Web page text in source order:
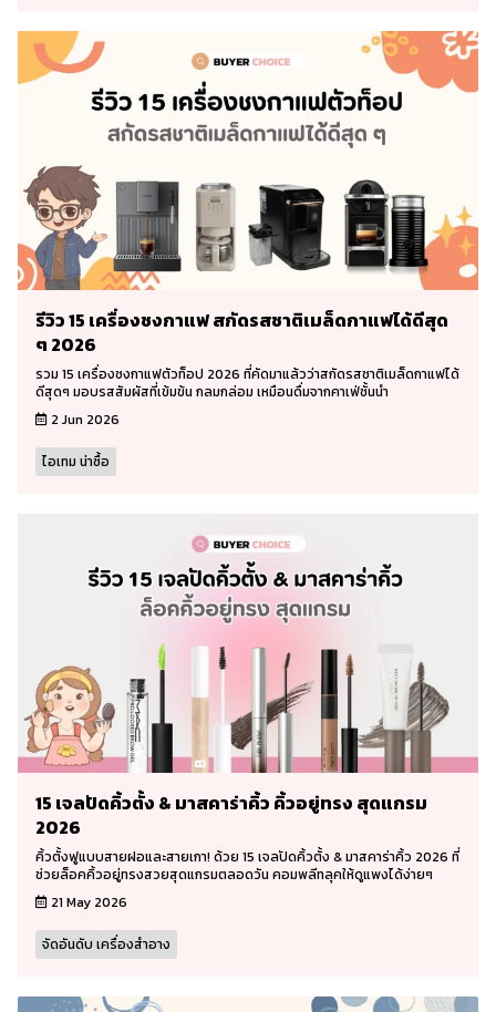
รีวิว 15 เครื่องชงกาแฟ สกัดรสชาติเมล็ดกาแฟได้ดีสุด
ๆ 2026
รวม 15 เครื่องชงกาแฟตัวท็อป 2026 ที่คัดมาแล้วว่าสกัดรสชาติเมล็ดกาแฟได้
ดีสุดๆ มอบรสสัมผัสที่เข้มข้น กลมกล่อม เหมือนดื่มจากคาเฟ่ชั้นนำ
2 Jun 2026
ไอเทม น่าซื้อ
15 เจลปัดคิ้วตั้ง & มาสคาร่าคิ้ว คิ้วอยู่ทรง สุดแกรม
2026
คิ้วตั้งฟูแบบสายฝอและสายเกา! ด้วย 15 เจลปัดคิ้วตั้ง & มาสคาร่าคิ้ว 2026 ที่
ช่วยล็อคคิ้วอยู่ทรงสวยสุดแกรมตลอดวัน คอมพลีทลุคให้ดูแพงได้ง่ายๆ
21 May 2026
จัดอันดับ เครื่องสำอาง